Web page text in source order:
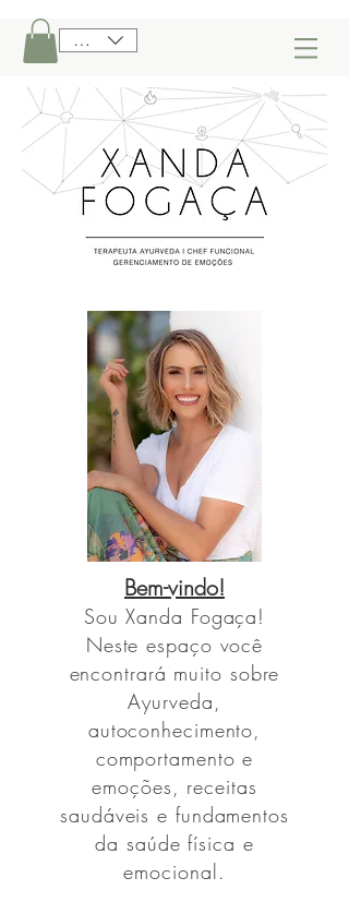
BRL (R$)
Bem-vindo!
Sou Xanda Fogaça!
Neste espaço você
encontrará muito sobre
Ayurveda,
autoconhecimento,
comportamento e
emoções, receitas
saudáveis e fundamentos
da saúde física e
emocional.